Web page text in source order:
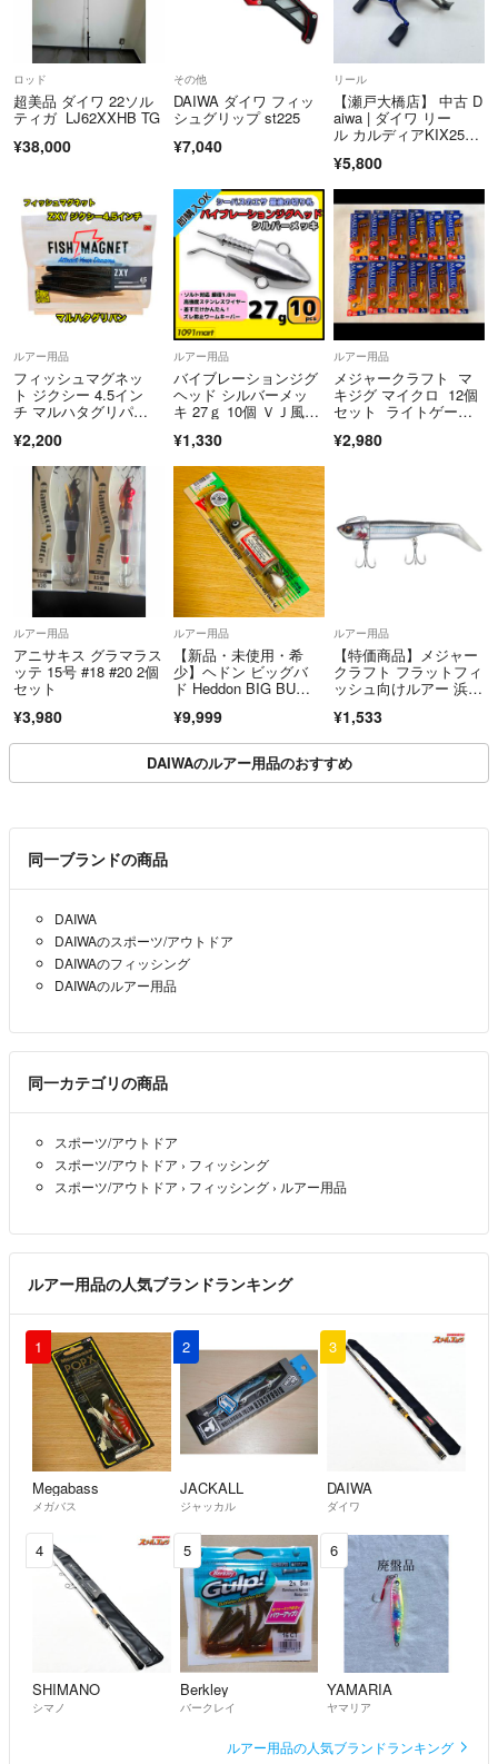
ロッド
超美品 ダイワ 22ソル
ティガ LJ62XXHB TG
¥38,000
その他
DAIWA ダイワ フィッ
シュグリップ st225
¥7,040
リール
【瀬戸大橋店】 中古 D
aiwa | ダイワ リー
ル カルディアKIX250
ーツありません。 【ス
ピニングリール】 【8
5】
¥5,800
ルアー用品
フィッシュマグネッ
ト ジクシー 4.5イン
チ マルハタグリパ
¥2,200
ルアー用品
バイブレーションジグ
ヘッド シルバーメッ
キ 27ｇ 10個 ＶＪ風シ
¥1,330
ルアー用品
メジャークラフト マ
キジグ マイクロ 12個
セット ライトゲー
グ
¥2,980
ルアー用品
アニサキス グラマラス
ッテ 15号 #18 #20 2個
セット
¥3,980
ルアー用品
【新品・未使用・希
少】ヘドン ビッグバ
ド Heddon BIG BU
アー
¥9,999
ルアー用品
【特価商品】メジャー
クラフト フラットフィ
ッシュ向けルアー 浜
¥1,533
DAIWAのルアー用品のおすすめ
同一ブランドの商品
DAIWA
DAIWAのスポーツ/アウトドア
DAIWAのフィッシング
DAIWAのルアー用品
同一カテゴリの商品
スポーツ/アウトドア
スポーツ/アウトドア › フィッシング
スポーツ/アウトドア › フィッシング › ルアー用品
ルアー用品の人気ブランドランキング
1
Megabass
メガバス
2
JACKALL
ジャッカル
3
DAIWA
ダイワ
4
SHIMANO
シマノ
5
Berkley
バークレイ
6
YAMARIA
ヤマリア
ルアー用品の人気ブランドランキング